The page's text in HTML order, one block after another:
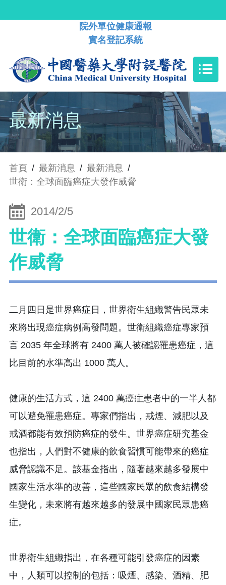
院外單位健康通報
實名登記系統
最新消息
首頁 / 最新消息 / 最新消息 /
世衛：全球面臨癌症大發作威脅
2014/2/5
世衛：全球面臨癌症大發
作威脅
二月四日是世界癌症日，世界衛生組織警告民眾未
來將出現癌症病例高發問題。世衛組織癌症專家預
言 2035 年全球將有 2400 萬人被確認罹患癌症，這
比目前的水準高出 1000 萬人。
健康的生活方式，這 2400 萬癌症患者中的一半人都
可以避免罹患癌症。專家們指出，戒煙、減肥以及
戒酒都能有效預防癌症的發生。世界癌症研究基金
也指出，人們對不健康的飲食習慣可能帶來的癌症
威脅認識不足。該基金指出，隨著越來越多發展中
國家生活水準的改善，這些國家民眾的飲食結構發
生變化，未來將有越來越多的發展中國家民眾患癌
症。
世界衛生組織指出，在各種可能引發癌症的因素
中，人類可以控制的包括：吸煙、感染、酒精、肥